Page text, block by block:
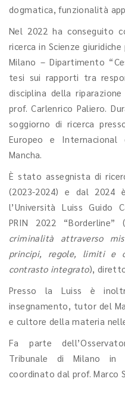
dogmatica, funzionalità
Nel 2022 ha
ricerca in Scienze
Milano – Dipartimento
tesi sui rapporti tra
disciplina della
prof. Carlenrico Paliero.
soggiorno di ricerca
Europeo e Internacional
Mancha.
È stato assegnista di
(2023-2024) e dal 2024
l’Università Luiss Guido
PRIN 2022 “Borderline” (
criminalità attraverso
principi, regole, limiti e
contrasto integrato),
Presso la Luiss è
insegnamento, tutor del
e cultore della materia
Fa parte
Tribunale di Milano in
coordinato dal prof. Marco